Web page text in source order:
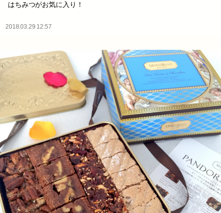
はちみつがお気に入り！
2018.03.29 12:57